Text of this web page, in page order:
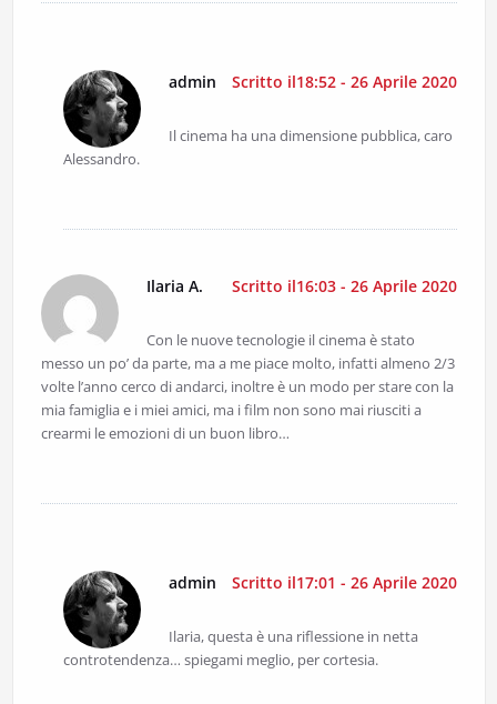
admin Scritto il18:52 - 26 Aprile 2020
Il cinema ha una dimensione pubblica, caro
Alessandro.
Ilaria A. Scritto il16:03 - 26 Aprile 2020
Con le nuove tecnologie il cinema è stato
messo un po’ da parte, ma a me piace molto, infatti almeno 2/3
volte l’anno cerco di andarci, inoltre è un modo per stare con la
mia famiglia e i miei amici, ma i film non sono mai riusciti a
crearmi le emozioni di un buon libro…
admin Scritto il17:01 - 26 Aprile 2020
Ilaria, questa è una riflessione in netta
controtendenza… spiegami meglio, per cortesia.